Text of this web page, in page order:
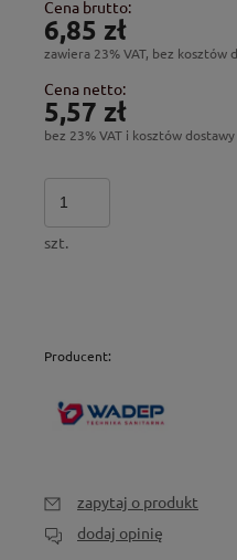
Cena brutto:
6,85 zł
zawiera 23% VAT, bez kosztów
Cena netto:
5,57 zł
bez 23% VAT i kosztów dostawy
szt.
Producent:
zapytaj o produkt
dodaj opinię